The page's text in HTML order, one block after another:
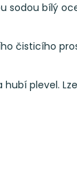
bílý
čisticího
plevel.